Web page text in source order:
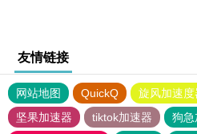
友情链接
网站地图 QuickQ 旋风加速度
坚果加速器
tiktok加速器
狗急